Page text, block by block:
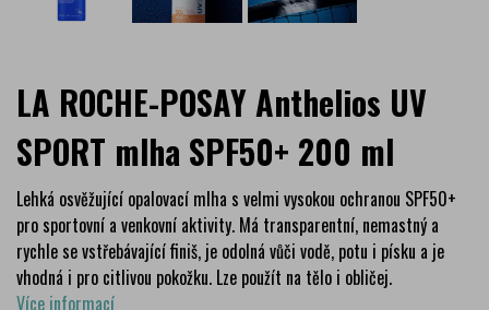
LA ROCHE-POSAY Anthelios UV
SPORT mlha SPF50+ 200 ml
Lehká osvěžující opalovací mlha s velmi vysokou ochranou SPF50+
pro sportovní a venkovní aktivity. Má transparentní, nemastný a
rychle se vstřebávající finiš, je odolná vůči vodě, potu i písku a je
vhodná i pro citlivou pokožku. Lze použít na tělo i obličej.
Více informací